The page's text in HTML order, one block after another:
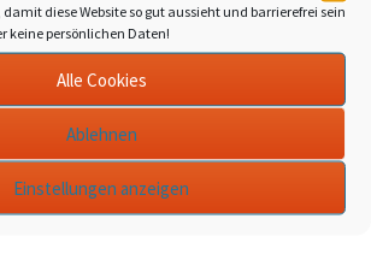
diese Website so gut aussieht und barrierefrei sein
keine persönlichen Daten!
Alle Cookies
Ablehnen
Einstellungen anzeigen
– Hallo München vom 4. Mai 2022,